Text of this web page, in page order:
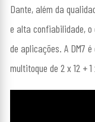
Dante, além da
e alta confiabilidade,
de aplicações. A DM7
multitoque de 2 x 12 + 1